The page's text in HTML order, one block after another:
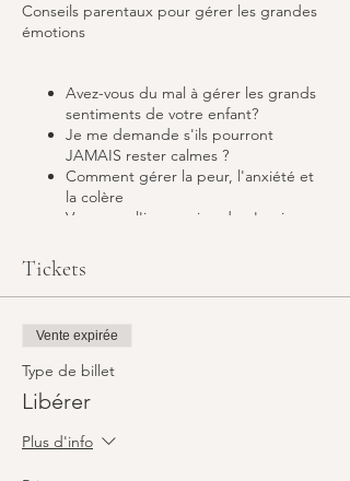
Conseils parentaux pour gérer les grandes
émotions
Avez-vous du mal à gérer les grands
sentiments de votre enfant?
Je me demande s'ils pourront
JAMAIS rester calmes ?
Comment gérer la peur, l'anxiété et
la colère
Vous avez l'impression de n'avoir
Après cet atelier, vous comprendrez
comment fonctionne le cerveau de votre
enfant et pourrez mieux comprendre les
facteurs de stress dans la vie de votre
enfant. Nous vous préparerons à
comprendre les sentiments et donnerons à
a besoin pour comprendre ce qui se passe,
Tickets
Vente expirée
Type de billet
Libérer
Plus d'info